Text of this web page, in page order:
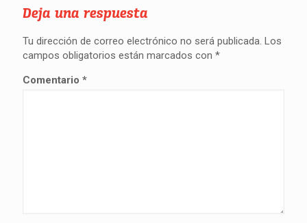
Deja una respuesta
Tu dirección de correo electrónico no será publicada. Los
campos obligatorios están marcados con *
Comentario *